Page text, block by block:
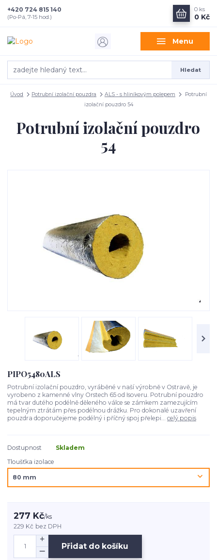
Menu
Hledat
+420 724 815 140
(Po-Pá, 7-15 hod.)
0 ks
0 Kč
Úvod Potrubní izolační pouzdra ALS - s hliníkovým polepem
Potrubní
izolační pouzdro 54
Potrubní izolační pouzdro
54
PIPO5480ALS
Potrubní izolační pouzdro, vyráběné v naší výrobně v Ostravě, je
vyrobeno z kamenné vlny Orstech 65 od Isoveru. Potrubní pouzdro
má tvar dutého podélně děleného válce se zámkem zamezujícím
tepelným ztrátám přes podélnou drážku. Pro dokonalé uzavření
pouzdra doporučejeme podélný i příčný spoj přelepi... celý popis
Dostupnost
Skladem
Tloušťka izolace
277 Kč/ks
229 Kč bez DPH
Přidat do košíku